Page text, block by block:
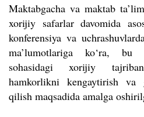
Maktabgacha va maktab
xorijiy safarlar davomida
konferensiya va
ma’lumotlariga ko‘ra, bu
sohasidagi xorijiy
hamkorlikni kengaytirish va
qilish maqsadida amalga